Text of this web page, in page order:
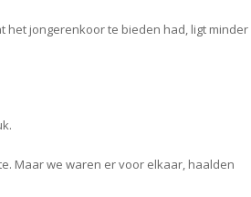
het jongerenkoor te bieden had, ligt minder
Maar we waren er voor elkaar, haalden